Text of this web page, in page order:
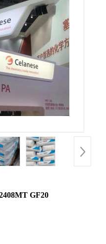
GF20